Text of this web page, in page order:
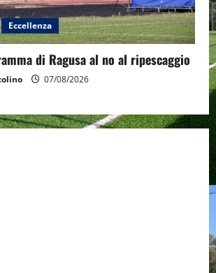
Eccellenza
di Ragusa al no al ripescaggio
07/08/2026